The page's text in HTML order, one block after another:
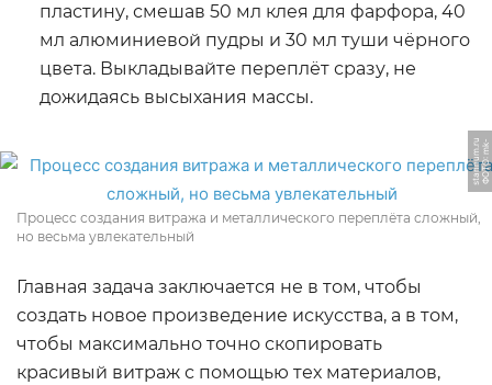
пластину, смешав 50 мл клея для фарфора, 40
мл алюминиевой пудры и 30 мл туши чёрного
цвета. Выкладывайте переплёт сразу, не
дожидаясь высыхания массы.
Ф
О
Т
О:
m
k
-
s
t
a
n
n
u
m.
r
u
Процесс создания витража и металлического переплёта сложный,
но весьма увлекательный
Главная задача заключается не в том, чтобы
создать новое произведение искусства, а в том,
чтобы максимально точно скопировать
красивый витраж с помощью тех материалов,